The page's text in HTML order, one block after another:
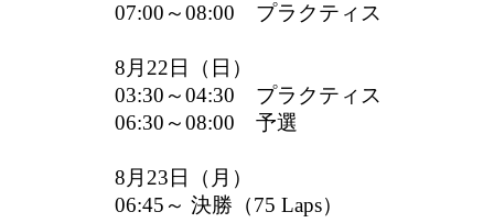
07:00～08:00 プラクティス
8月22日（日）
03:30～04:30 プラクティス
06:30～08:00 予選
8月23日（月）
06:45～ 決勝（75 Laps）